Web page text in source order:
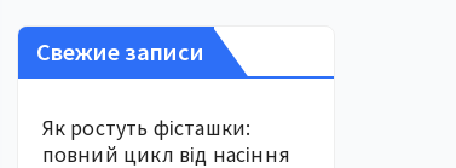
Свежие записи
Як ростуть фісташки:
повний цикл від насіння